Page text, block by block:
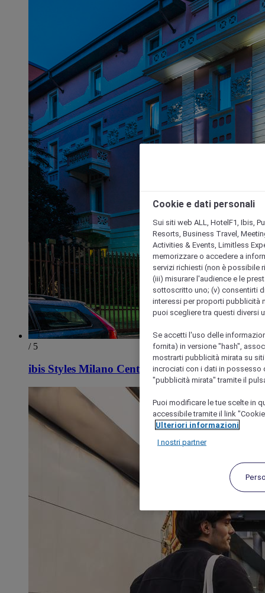
/ 5
ibis Styles Milano Centro
Cookie e dati personali
Sui siti web ALL, HotelF1, Ibis,
Resorts, Business Travel,
Activities & Events, Limitless
memorizzare o accedere a
servizi richiesti (non è possibile
(iii) misurare l'audience e le
sottoscritto uno; (v) consentirti
interessi per proporti pubblicità
puoi scegliere tra questi diversi
Se accetti l'uso delle
fornita) in versione "hash",
mostrarti pubblicità mirata su
incrociati con i dati in possesso
"pubblicità mirata" tramite il
Puoi modificare le tue scelte in
accessibile tramite il link
Ulteriori informazioni
I nostri partner